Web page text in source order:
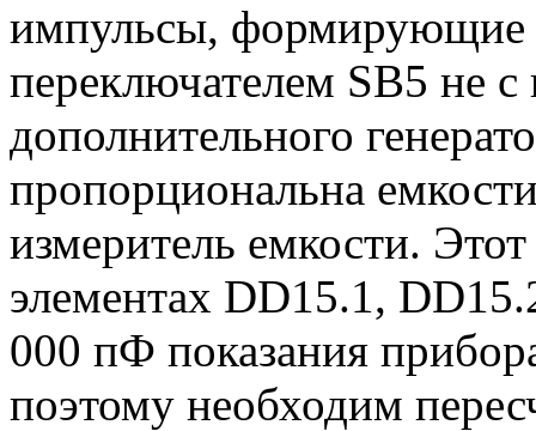
импульсы, формирующие
переключателем SB5 не
дополнительного
пропорциональна
измеритель емкости.
элементах DD15.1,
000 пФ показания
поэтому необходим